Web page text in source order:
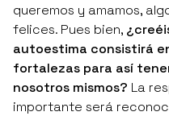
queremos y amamos,
felices. Pues bien,
autoestima consistirá
fortalezas para así
nosotros mismos? La
importante será